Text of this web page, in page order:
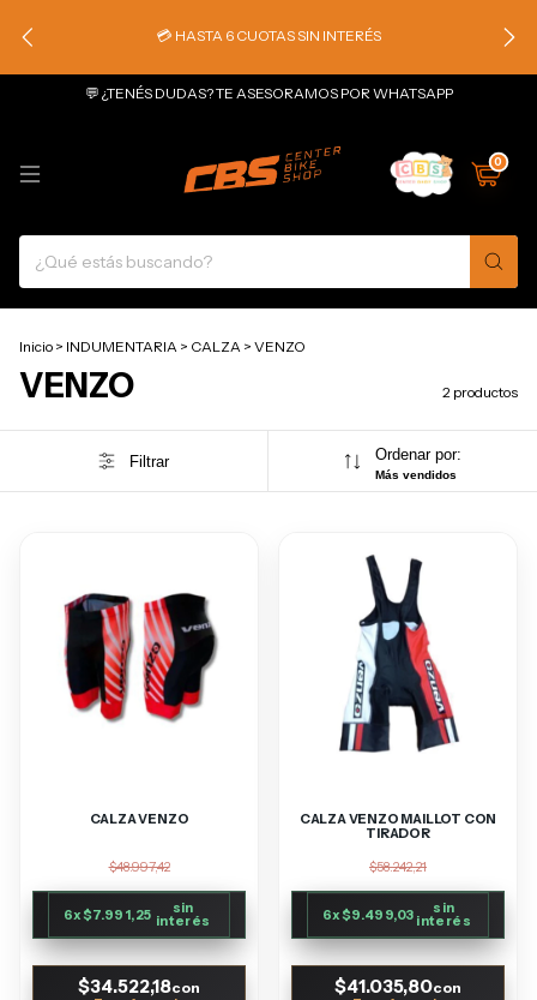
💳 HASTA 6 CUOTAS SIN INTERÉS
💬 ¿TENÉS DUDAS? TE ASESORAMOS POR WHATSAPP
0
Inicio > INDUMENTARIA > CALZA > VENZO
VENZO 2 productos
Filtrar Ordenar por:
Más vendidos
CALZA VENZO
$48.997,42
6x$7.991,25 sin
interés
$34.522,18con
CALZA VENZO MAILLOT CON
TIRADOR
$58.242,21
6x$9.499,03 sin
interés
$41.035,80con